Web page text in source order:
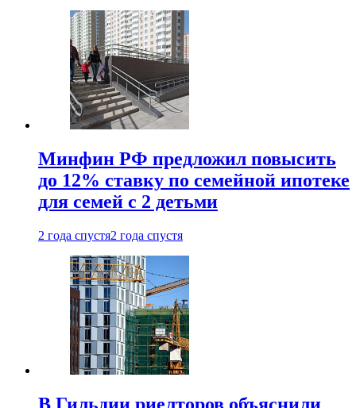
Минфин РФ предложил повысить
до 12% ставку по семейной ипотеке
для семей с 2 детьми
2 года спустя2 года спустя
В Гильдии риелторов объяснили